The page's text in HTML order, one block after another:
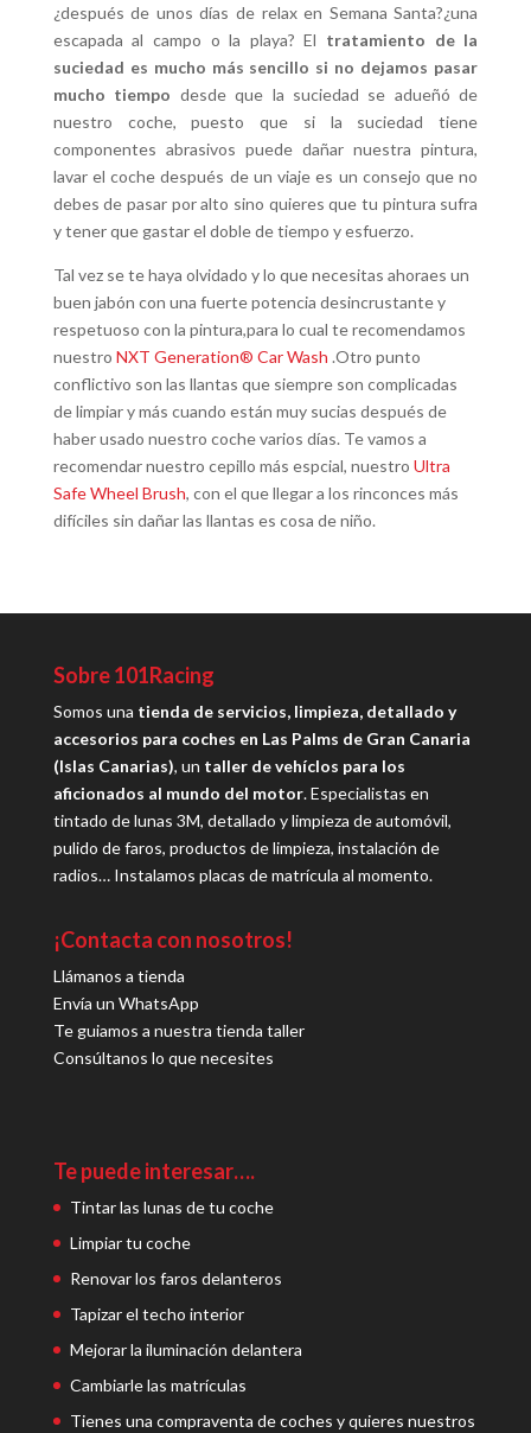
¿después de unos días de relax en Semana Santa?¿una
escapada al campo o la playa? El tratamiento de la
suciedad es mucho más sencillo si no dejamos pasar
mucho tiempo desde que la suciedad se adueñó de
nuestro coche, puesto que si la suciedad tiene
componentes abrasivos puede dañar nuestra pintura,
lavar el coche después de un viaje es un consejo que no
debes de pasar por alto sino quieres que tu pintura sufra
y tener que gastar el doble de tiempo y esfuerzo.
Tal vez se te haya olvidado y lo que necesitas ahoraes un
buen jabón con una fuerte potencia desincrustante y
respetuoso con la pintura,para lo cual te recomendamos
nuestro NXT Generation® Car Wash .Otro punto
conflictivo son las llantas que siempre son complicadas
de limpiar y más cuando están muy sucias después de
haber usado nuestro coche varios días. Te vamos a
recomendar nuestro cepillo más espcial, nuestro Ultra
Safe Wheel Brush, con el que llegar a los rinconces más
difíciles sin dañar las llantas es cosa de niño.
Sobre 101Racing
Somos una tienda de servicios, limpieza, detallado y
accesorios para coches en Las Palms de Gran Canaria
(Islas Canarias), un taller de vehíclos para los
aficionados al mundo del motor. Especialistas en
tintado de lunas 3M, detallado y limpieza de automóvil,
pulido de faros, productos de limpieza, instalación de
radios… Instalamos placas de matrícula al momento.
¡Contacta con nosotros!
Llámanos a tienda
Envía un WhatsApp
Te guiamos a nuestra tienda taller
Consúltanos lo que necesites
Te puede interesar….
Tintar las lunas de tu coche
Limpiar tu coche
Renovar los faros delanteros
Tapizar el techo interior
Mejorar la iluminación delantera
Cambiarle las matrículas
Tienes una compraventa de coches y quieres nuestros